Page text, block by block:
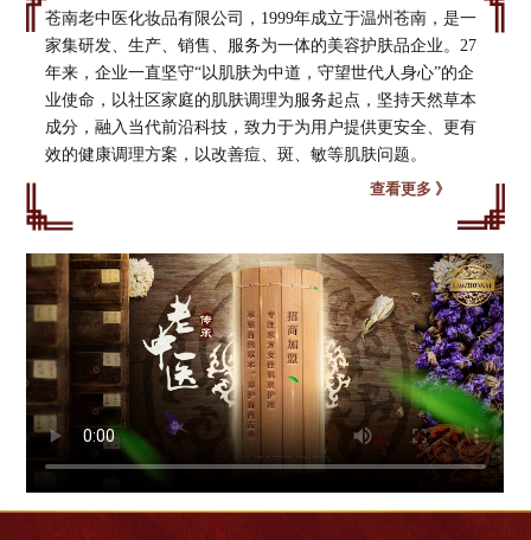
苍南老中医化妆品有限公司，1999年成立于温州苍南，是一
家集研发、生产、销售、服务为一体的美容护肤品企业。27
年来，企业一直坚守“以肌肤为中道，守望世代人身心”的企
业使命，以社区家庭的肌肤调理为服务起点，坚持天然草本
成分，融入当代前沿科技，致力于为用户提供更安全、更有
效的健康调理方案，以改善痘、斑、敏等肌肤问题。
查看更多 》